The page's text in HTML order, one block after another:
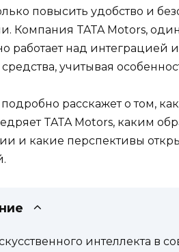
повысить удобство и
Компания TATA Motors,
работает над интеграцией
учитывая
подробно расскажет о том,
TATA Motors, каким
и какие перспективы
интеллекта в